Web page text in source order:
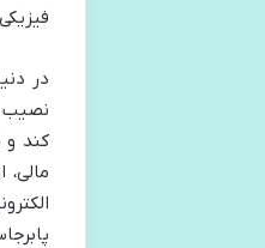
در
نصیب
کند و